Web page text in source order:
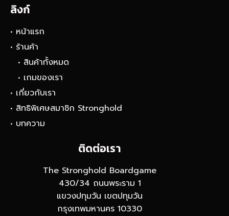
ลิงก์
• หน้าแรก
• ร้านค้า
• สินค้าทั้งหมด
• เกมของเรา
• เกี่ยวกับเรา
• สิทธิพิเศษสมาชิก Stronghold
• บทความ
ติดต่อเรา
The Stronghold Boardgame
430/34 ถนนพระราม 1
แขวงปทุมวัน เขตปทุมวัน
กรุงเทพมหานคร 10330